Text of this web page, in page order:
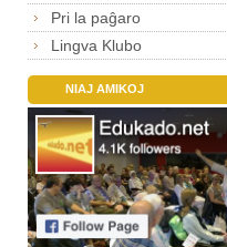
Pri la paĝaro
Lingva Klubo
NIAJ AMIKOJ